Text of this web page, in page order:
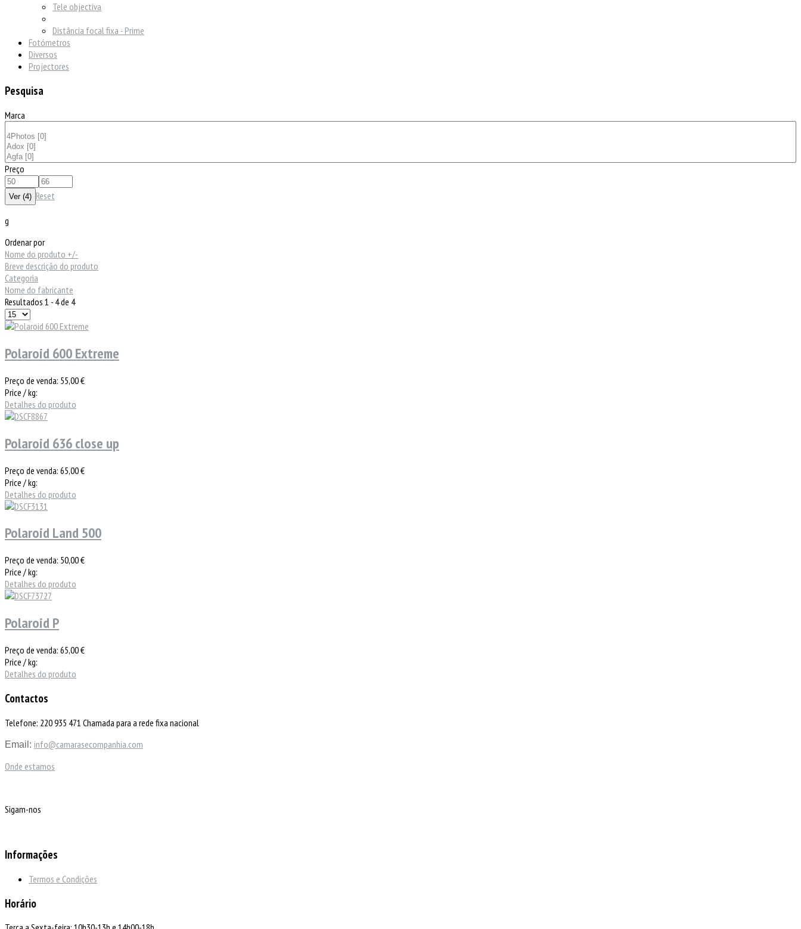
Tele objectiva
Distância focal fixa - Prime
Fotómetros
Diversos
Projectores
Pesquisa
Marca
Preço
Reset
g
Ordenar por
Nome do produto +/-
Breve descrição do produto
Categoria
Nome do fabricante
Resultados 1 - 4 de 4
Polaroid 600 Extreme
Preço de venda: 55,00 €
Price / kg:
Detalhes do produto
Polaroid 636 close up
Preço de venda: 65,00 €
Price / kg:
Detalhes do produto
Polaroid Land 500
Preço de venda: 50,00 €
Price / kg:
Detalhes do produto
Polaroid P
Preço de venda: 65,00 €
Price / kg:
Detalhes do produto
Contactos
Telefone: 220 935 471 Chamada para a rede fixa nacional
Email: info@camarasecompanhia.com
Onde estamos
Sigam-nos
Informações
Termos e Condições
Horário